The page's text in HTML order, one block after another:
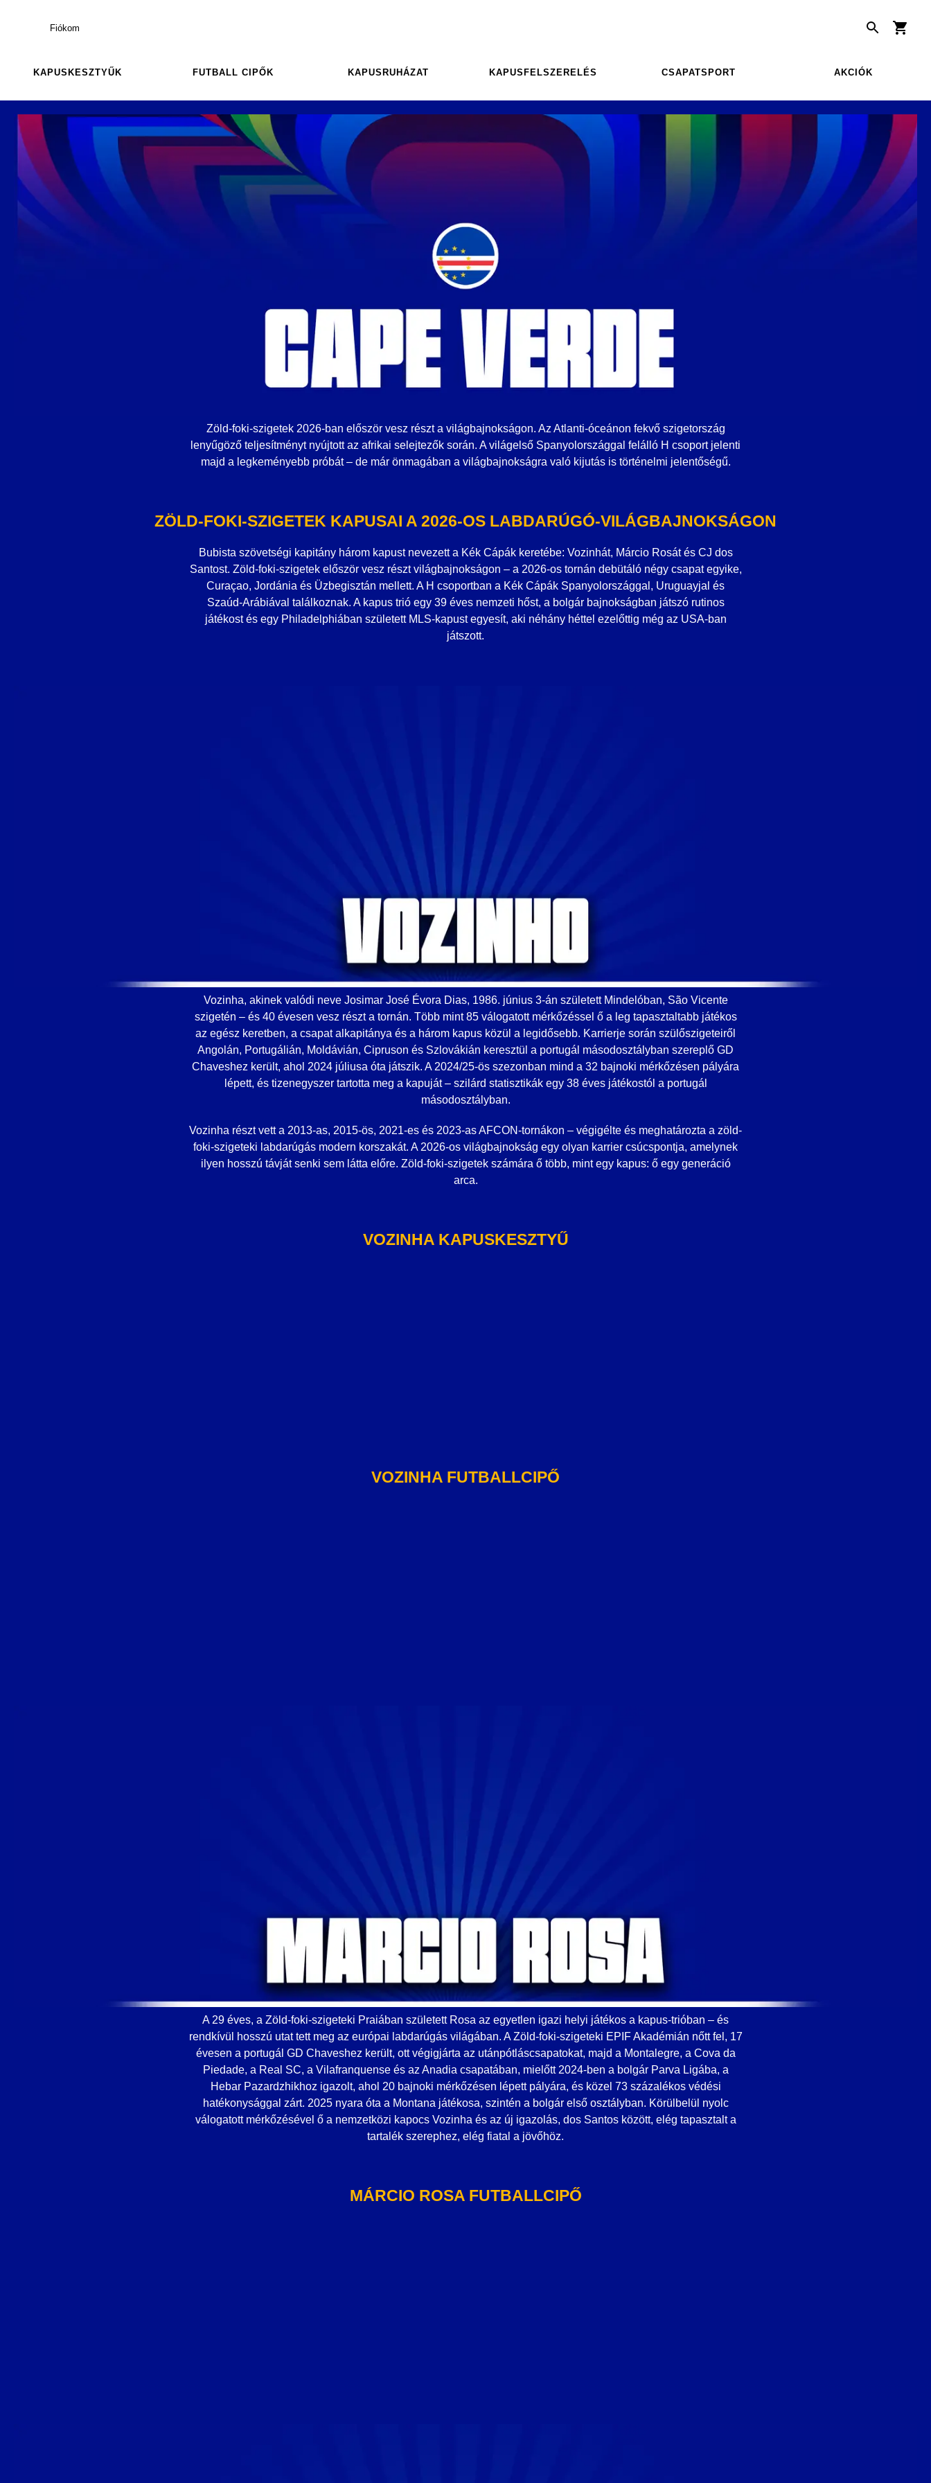
Fiókom
KAPUSKESZTYŰK FUTBALL CIPŐK KAPUSRUHÁZAT KAPUSFELSZERELÉS CSAPATSPORT AKCIÓK
Zöld-foki-szigetek 2026-ban először vesz részt a világbajnokságon. Az Atlanti-óceánon fekvő szigetország
lenyűgöző teljesítményt nyújtott az afrikai selejtezők során. A világelső Spanyolországgal felálló H csoport jelenti
majd a legkeményebb próbát – de már önmagában a világbajnokságra való kijutás is történelmi jelentőségű.
ZÖLD-FOKI-SZIGETEK KAPUSAI A 2026-OS LABDARÚGÓ-VILÁGBAJNOKSÁGON
Bubista szövetségi kapitány három kapust nevezett a Kék Cápák keretébe: Vozinhát, Márcio Rosát és CJ dos
Santost. Zöld-foki-szigetek először vesz részt világbajnokságon – a 2026-os tornán debütáló négy csapat egyike,
Curaçao, Jordánia és Üzbegisztán mellett. A H csoportban a Kék Cápák Spanyolországgal, Uruguayjal és
Szaúd-Arábiával találkoznak. A kapus trió egy 39 éves nemzeti hőst, a bolgár bajnokságban játszó rutinos
játékost és egy Philadelphiában született MLS-kapust egyesít, aki néhány héttel ezelőttig még az USA-ban
játszott.
Vozinha, akinek valódi neve Josimar José Évora Dias, 1986. június 3-án született Mindelóban, São Vicente
szigetén – és 40 évesen vesz részt a tornán. Több mint 85 válogatott mérkőzéssel ő a leg tapasztaltabb játékos
az egész keretben, a csapat alkapitánya és a három kapus közül a legidősebb. Karrierje során szülőszigeteiről
Angolán, Portugálián, Moldávián, Cipruson és Szlovákián keresztül a portugál másodosztályban szereplő GD
Chaveshez került, ahol 2024 júliusa óta játszik. A 2024/25-ös szezonban mind a 32 bajnoki mérkőzésen pályára
lépett, és tizenegyszer tartotta meg a kapuját – szilárd statisztikák egy 38 éves játékostól a portugál
másodosztályban.
Vozinha részt vett a 2013-as, 2015-ös, 2021-es és 2023-as AFCON-tornákon – végigélte és meghatározta a zöld-
foki-szigeteki labdarúgás modern korszakát. A 2026-os világbajnokság egy olyan karrier csúcspontja, amelynek
ilyen hosszú távját senki sem látta előre. Zöld-foki-szigetek számára ő több, mint egy kapus: ő egy generáció
arca.
VOZINHA KAPUSKESZTYŰ
VOZINHA FUTBALLCIPŐ
A 29 éves, a Zöld-foki-szigeteki Praiában született Rosa az egyetlen igazi helyi játékos a kapus-trióban – és
rendkívül hosszú utat tett meg az európai labdarúgás világában. A Zöld-foki-szigeteki EPIF Akadémián nőtt fel, 17
évesen a portugál GD Chaveshez került, ott végigjárta az utánpótláscsapatokat, majd a Montalegre, a Cova da
Piedade, a Real SC, a Vilafranquense és az Anadia csapatában, mielőtt 2024-ben a bolgár Parva Ligába, a
Hebar Pazardzhikhoz igazolt, ahol 20 bajnoki mérkőzésen lépett pályára, és közel 73 százalékos védési
hatékonysággal zárt. 2025 nyara óta a Montana játékosa, szintén a bolgár első osztályban. Körülbelül nyolc
válogatott mérkőzésével ő a nemzetközi kapocs Vozinha és az új igazolás, dos Santos között, elég tapasztalt a
tartalék szerephez, elég fiatal a jövőhöz.
MÁRCIO ROSA FUTBALLCIPŐ